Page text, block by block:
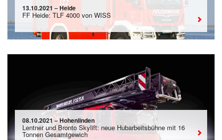
13.10.2021 – Heide
FF Heide: TLF 4000 von WISS
08.10.2021 – Hohenlinden
Lentner und Bronto Skylift: neue Hubarbeitsbühne mit 16
Tonnen Gesamtgewich